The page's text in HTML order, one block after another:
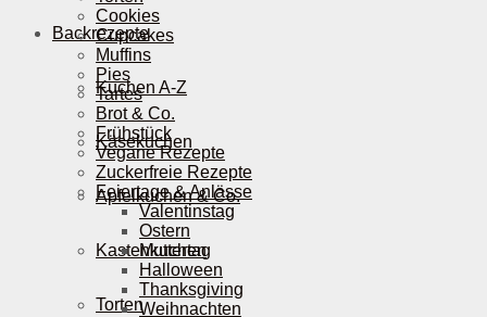
Backrezepte
Kuchen A-Z
Käsekuchen
Apfelkuchen & Co.
Kastenkuchen
Torten
Cookies
Cupcakes
Muffins
Pies
Tartes
Brot & Co.
Frühstück
Vegane Rezepte
Zuckerfreie Rezepte
Feiertage & Anlässe
Valentinstag
Ostern
Muttertag
Halloween
Thanksgiving
Weihnachten